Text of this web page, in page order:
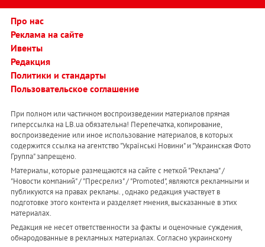
Про нас
Реклама на сайте
Ивенты
Редакция
Политики и стандарты
Пользовательское соглашение
При полном или частичном воспроизведении материалов прямая
гиперссылка на LB.ua обязательна! Перепечатка, копирование,
воспроизведение или иное использование материалов, в которых
содержится ссылка на агентство "Українськi Новини" и "Украинская Фото
Группа" запрещено.
Материалы, которые размещаются на сайте с меткой "Реклама" /
"Новости компаний" / "Пресрелиз" / "Promoted", являются рекламными и
публикуются на правах рекламы. , однако редакция участвует в
подготовке этого контента и разделяет мнения, высказанные в этих
материалах.
Редакция не несет ответственности за факты и оценочные суждения,
обнародованные в рекламных материалах. Согласно украинскому